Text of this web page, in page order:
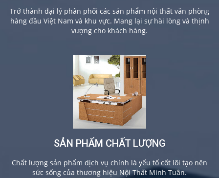
Trở thành đại lý phân phối các sản phẩm nội thất văn phòng
hàng đầu Việt Nam và khu vực. Mang lại sự hài lòng và thịnh
vượng cho khách hàng.
SẢN PHẨM CHẤT LƯỢNG
Chất lượng sản phẩm dịch vụ chính là yếu tố cốt lõi tạo nên
sức sống của thương hiệu Nội Thất Minh Tuân.